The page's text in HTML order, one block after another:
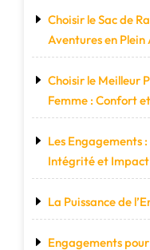
Choisir le Sac de
Aventures en Plein
Choisir le Meilleur
Femme : Confort
Les Engagements
Intégrité et Impact
La Puissance de
Engagements